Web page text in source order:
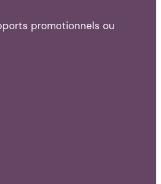
promotionnels ou